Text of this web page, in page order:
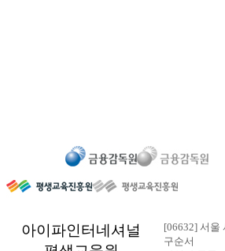
아이파인터네셔널
[06632] 서울
구순서